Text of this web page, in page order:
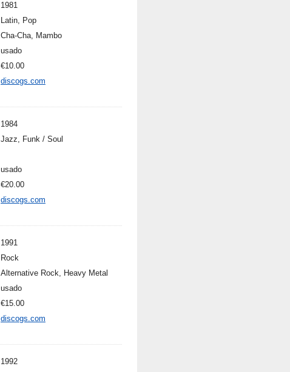
1981
Latin, Pop
Cha-Cha, Mambo
usado
€10.00
discogs.com
1984
Jazz, Funk / Soul
usado
€20.00
discogs.com
1991
Rock
Alternative Rock, Heavy Metal
usado
€15.00
discogs.com
1992